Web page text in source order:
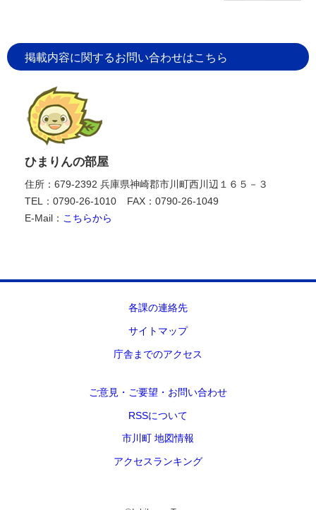
掲載内容に関するお問い合わせはこちら
ひまりんの部屋
住所：679-2392 兵庫県神崎郡市川町西川辺１６５－３
TEL：0790-26-1010
FAX：0790-26-1049
E-Mail： こちらから
各課の連絡先
サイトマップ
庁舎までのアクセス
ご意見・ご要望・お問い合わせ
RSSについて
市川町 地図情報
アクセスランキング